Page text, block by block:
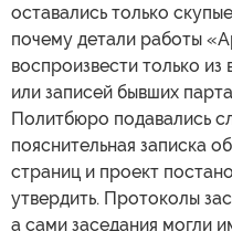
оставались только
почему детали работы
воспроизвести только
или записей бывших
Политбюро подавались
пояснительная записка
страниц и проект
утвердить. Протоколы
а сами заседания могли